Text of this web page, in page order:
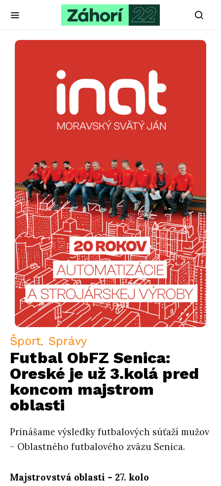
Šport Správy
Futbal ObFZ Senica:
Oreské je už 3.kolá pred
koncom majstrom
oblasti
Prinášame výsledky futbalových súťaží mužov
– Oblastného futbalového zväzu Senica.
Majstrovstvá oblasti – 27. kolo